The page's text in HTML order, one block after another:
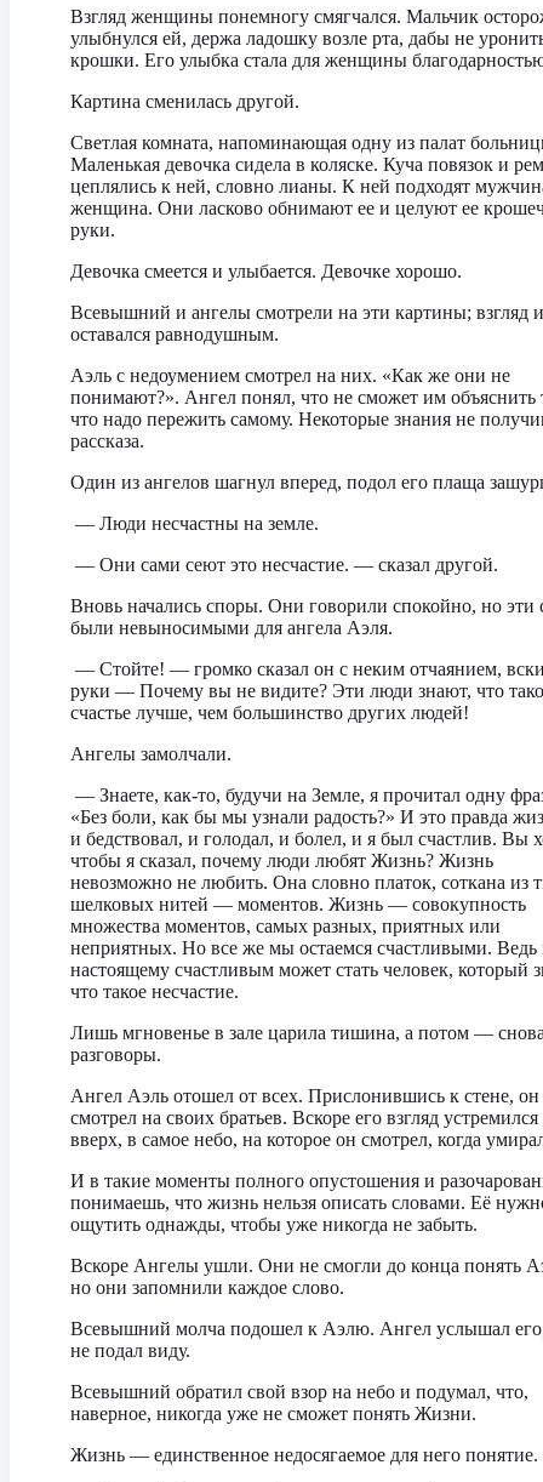
Взгляд женщины понемногу смягчался. Мальчик
улыбнулся ей, держа ладошку возле рта, дабы не
крошки. Его улыбка стала для женщины
Картина сменилась другой.
Светлая комната, напоминающая одну из палат
Маленькая девочка сидела в коляске. Куча повязок и
цеплялись к ней, словно лианы. К ней подходят
женщина. Они ласково обнимают ее и целуют ее
руки.
Девочка смеется и улыбается. Девочке хорошо.
Всевышний и ангелы смотрели на эти картины; взгляд
оставался равнодушным.
Аэль с недоумением смотрел на них. «Как же они не
понимают?». Ангел понял, что не сможет им объяснить
что надо пережить самому. Некоторые знания не
рассказа.
Один из ангелов шагнул вперед, подол его плаща
— Люди несчастны на земле.
— Они сами сеют это несчастие. — сказал другой.
Вновь начались споры. Они говорили спокойно, но эти
были невыносимыми для ангела Аэля.
— Стойте! — громко сказал он с неким отчаянием,
руки — Почему вы не видите? Эти люди знают, что
счастье лучше, чем большинство других людей!
Ангелы замолчали.
— Знаете, как-то, будучи на Земле, я прочитал одну
«Без боли, как бы мы узнали радость?» И это правда
и бедствовал, и голодал, и болел, и я был счастлив. Вы
чтобы я сказал, почему люди любят Жизнь? Жизнь
невозможно не любить. Она словно платок, соткана из
шелковых нитей — моментов. Жизнь — совокупность
множества моментов, самых разных, приятных или
неприятных. Но все же мы остаемся счастливыми. Ведь
настоящему счастливым может стать человек, который
что такое несчастие.
Лишь мгновенье в зале царила тишина, а потом —
разговоры.
Ангел Аэль отошел от всех. Прислонившись к стене, он
смотрел на своих братьев. Вскоре его взгляд устремился
вверх, в самое небо, на которое он смотрел, когда
И в такие моменты полного опустошения и
понимаешь, что жизнь нельзя описать словами. Её
ощутить однажды, чтобы уже никогда не забыть.
Вскоре Ангелы ушли. Они не смогли до конца понять
но они запомнили каждое слово.
Всевышний молча подошел к Аэлю. Ангел услышал
не подал виду.
Всевышний обратил свой взор на небо и подумал, что,
наверное, никогда уже не сможет понять Жизни.
Жизнь — единственное недосягаемое для него понятие.